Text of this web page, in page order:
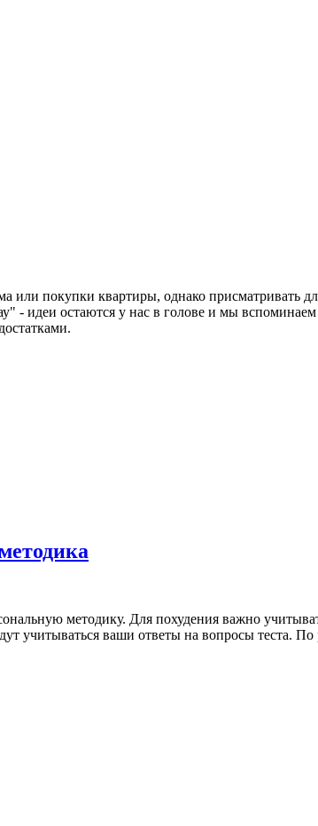
или покупки квартиры, однако
- идеи остаются у нас в голове и мы
методику. Для похудения важно
учитываться ваши ответы на вопросы теста. По